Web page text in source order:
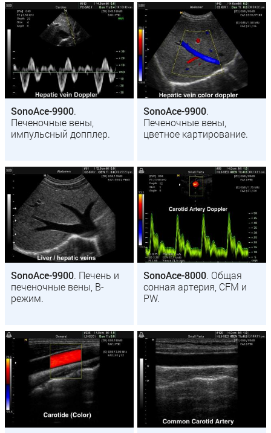
SonoAce-9900.
Печеночные вены,
импульсный допплер.
SonoAce-9900.
Печеночные вены,
цветное картирование.
SonoAce-9900. Печень и
печеночные вены, В-
режим.
SonoAce-8000. Общая
сонная артерия, CFM и
PW.